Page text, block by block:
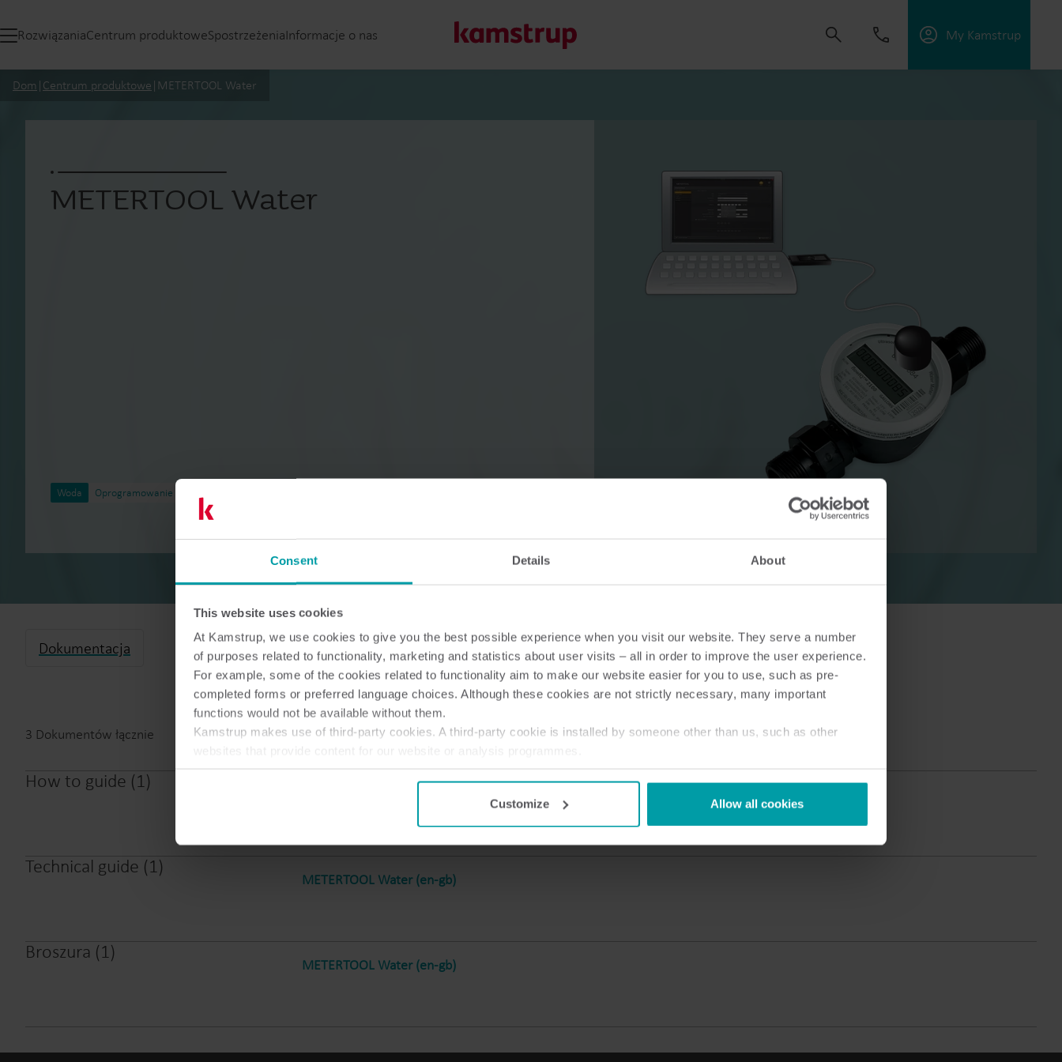
Consent Details About
This website uses cookies
At Kamstrup, we use cookies to give you the best possible experience when you visit our website. They serve a number
of purposes related to functionality, marketing and statistics about user visits – all in order to improve the user experience.
For example, some of the cookies related to functionality aim to make our website easier for you to use, such as pre-
completed forms or preferred language choices. Although these cookies are not strictly necessary, many important
functions would not be available without them.
Kamstrup makes use of third-party cookies. A third-party cookie is installed by someone other than us, such as other
You can at any time change or withdraw your consent from the Cookie Declarationhere.
Customize Allow all cookies
RozwiązaniaCentrum produktoweSpostrzeżeniaInformacje o nas My Kamstrup
Nasze zaangażowanie na rzecz bardziej ekologicznej przyszłości napędza nas do tworzenia rozwiązań,
które umożliwiają klientom ogranicznie strat wody, zwiększenie zużycia mediów, optymalizację
nią.
energii.
Zaawansowane rozwiązania
do dokładnych pomiarów
energii elektrycznej
zapewniające i
Rozwiązania podlicznikowe
Rozwiązania podlicznikowe do precyzyjnego
monitorowania i efektywnego zarządzania
zasobami.
Centrum produktowe
wszystkich naszych innowacyjnych rozwiązań
można znaleźć w centrum produktowym.
Dom | Centrum produktowe | METERTOOL Water
METERTOOL Water
Woda Oprogramowanie liczników
Dokumentacja
3 Dokumentów łącznie
How to guide (1)
Technical guide (1)
METERTOOL Water (en-gb)
Broszura (1)
METERTOOL Water (en-gb)